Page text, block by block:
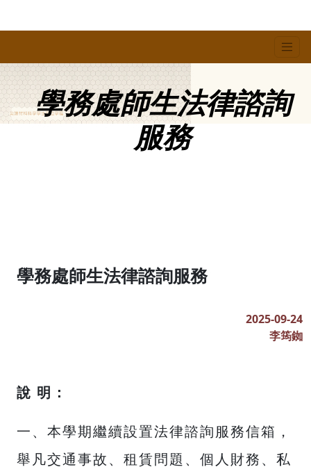
學務處師生法律諮詢
服務
學務處師生法律諮詢服務
2025-09-24
李筠銣
說 明：
一、本學期繼續設置法律諮詢服務信箱，
舉凡交通事故、租賃問題、個人財務、私